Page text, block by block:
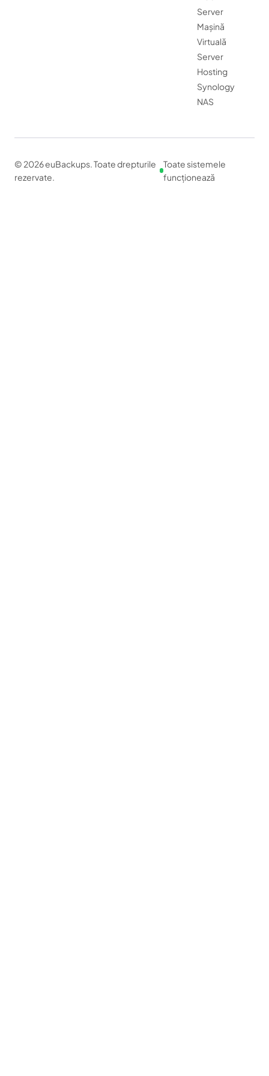
Server
Mașină
Virtuală
Server
Hosting
Synology
NAS
© 2026 euBackups. Toate drepturile
rezervate.
Toate sistemele
funcționează